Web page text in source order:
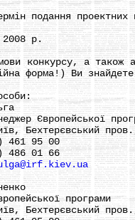
подання проектних
р.
конкурсу, а також
форма!) Ви
Європейської
Бехтерєвський
95 00
01 66
програми
Бехтерєвський